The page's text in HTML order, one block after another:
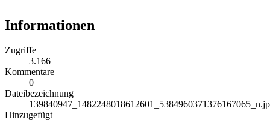
Informationen
Zugriffe
3.166
Kommentare
0
Dateibezeichnung
Hinzugefügt